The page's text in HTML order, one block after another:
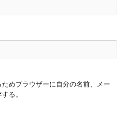
めブラウザーに自分の名前、メー
る。